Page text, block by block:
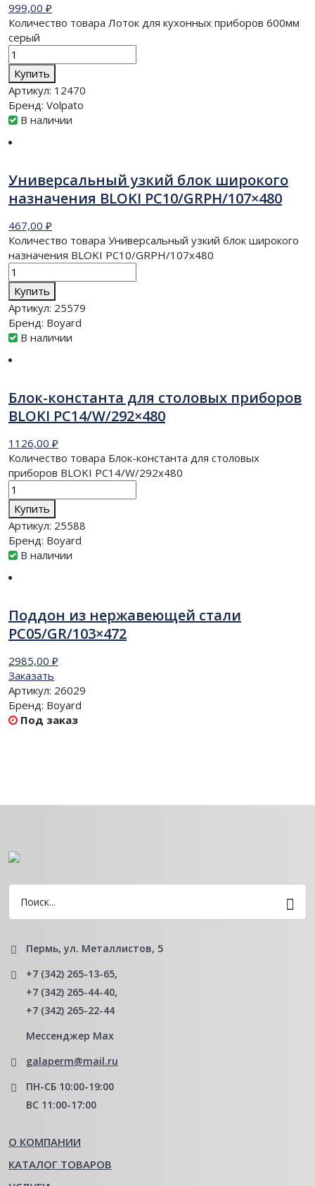
999,00 ₽
Количество товара Лоток для кухонных приборов 600мм
серый
Купить
Артикул: 12470
Бренд: Volpato
В наличии
Универсальный узкий блок широкого
назначения BLOKI PC10/GRPH/107×480
467,00 ₽
Количество товара Универсальный узкий блок широкого
назначения BLOKI PC10/GRPH/107x480
Купить
Артикул: 25579
Бренд: Boyard
В наличии
Блок-константа для столовых приборов
BLOKI PC14/W/292×480
1126,00 ₽
Количество товара Блок-константа для столовых
приборов BLOKI PC14/W/292x480
Купить
Артикул: 25588
Бренд: Boyard
В наличии
Поддон из нержавеющей стали
PC05/GR/103×472
2985,00 ₽
Заказать
Артикул: 26029
Бренд: Boyard
Под заказ
Пермь, ул. Металлистов, 5
+7 (342) 265-13-65,
+7 (342) 265-44-40,
+7 (342) 265-22-44
Мессенджер Мах
galaperm@mail.ru
ПН-СБ 10:00-19:00
ВС 11:00-17:00
О КОМПАНИИ
КАТАЛОГ ТОВАРОВ